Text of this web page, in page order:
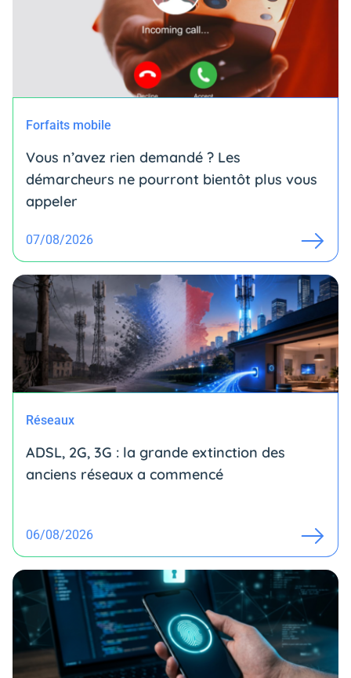
Forfaits mobile
Vous n’avez rien demandé ? Les
démarcheurs ne pourront bientôt plus vous
appeler
07/08/2026
Réseaux
ADSL, 2G, 3G : la grande extinction des
anciens réseaux a commencé
06/08/2026